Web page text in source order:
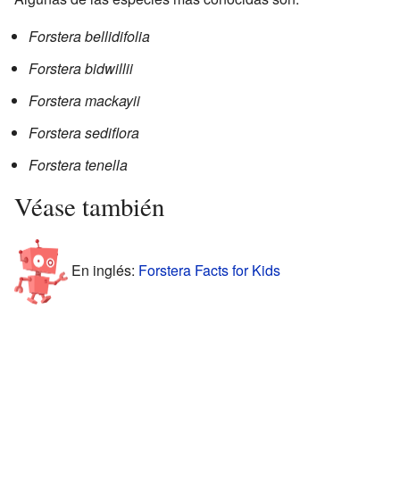
Forstera bellidifolia
Forstera bidwillii
Forstera mackayii
Forstera sediflora
Forstera tenella
Véase también
En inglés: Forstera Facts for Kids